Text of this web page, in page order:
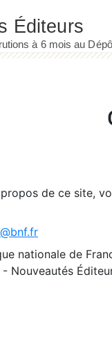
de ce site,
nationale de
Nouveautés